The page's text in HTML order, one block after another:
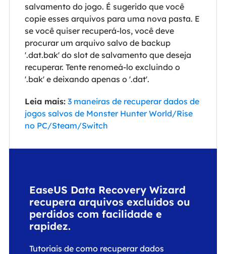
salvamento do jogo. É sugerido que você
copie esses arquivos para uma nova pasta. E
se você quiser recuperá-los, você deve
procurar um arquivo salvo de backup
'.dat.bak' do slot de salvamento que deseja
recuperar. Tente renomeá-lo excluindo o
'.bak' e deixando apenas o '.dat'.
Leia mais: 3 maneiras de recuperar dados de
jogos salvos de Monster Hunter World/Rise
no PC/Steam/Switch
EaseUS Data Recovery Wizard
recupera arquivos excluídos ou
perdidos com facilidade e
rapidez.
Tutoriais de como recuperar dados